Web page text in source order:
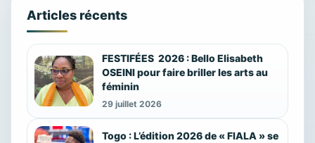
Articles récents
FESTIFÉES 2026 : Bello Elisabeth
OSEINI pour faire briller les arts au
féminin
29 juillet 2026
Togo : L’édition 2026 de « FIALA » se